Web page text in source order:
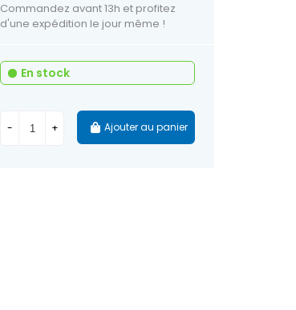
Commandez avant 13h et profitez
d'une expédition le jour même !
En stock
- + Ajouter au panier